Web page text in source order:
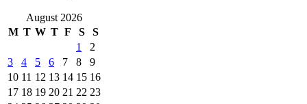
August 2026
M T W T F S
S
1
2
3
4 5 6 7 8
9
10 11 12 13 14 15 16
17 18 19 20 21 22 23